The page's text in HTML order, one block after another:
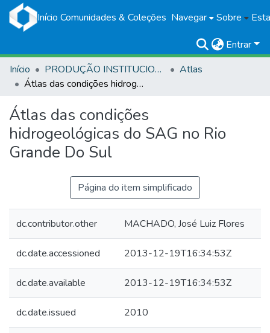
Início Comunidades & Coleções Navegar Sobre
Entrar
Início
PRODUÇÃO INSTITUCIONAL
Atlas
Átlas das condições hidrogeológicas do SAG no Rio Grande Do Sul
Átlas das condições
hidrogeológicas do SAG no Rio
Grande Do Sul
Página do item simplificado
dc.contributor.other MACHADO, José Luiz Flores
dc.date.accessioned 2013-12-19T16:34:53Z
dc.date.available 2013-12-19T16:34:53Z
dc.date.issued 2010